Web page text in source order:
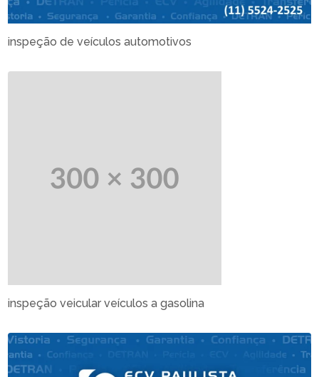
inspeção de veículos automotivos
inspeção veicular veículos a gasolina